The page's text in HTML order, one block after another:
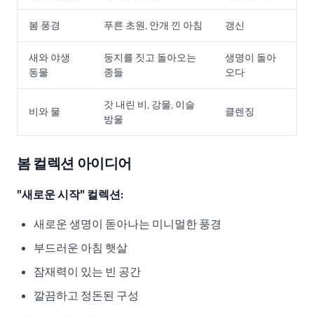
봄 풍경 푸른 초원, 안개 낀 아침 갱신
새와 야생
동물
둥지를 짓고 돌아오는
종들
생명이 돌아
오다
비와 물
갓 내린 비, 강물, 이슬
방울
클렌징
봄 컬렉션 아이디어
"새로운 시작" 컬렉션:
새로운 생명이 돋아나는 미니멀한 풍경
부드러운 아침 햇살
잠재력이 있는 빈 공간
깔끔하고 정돈된 구성